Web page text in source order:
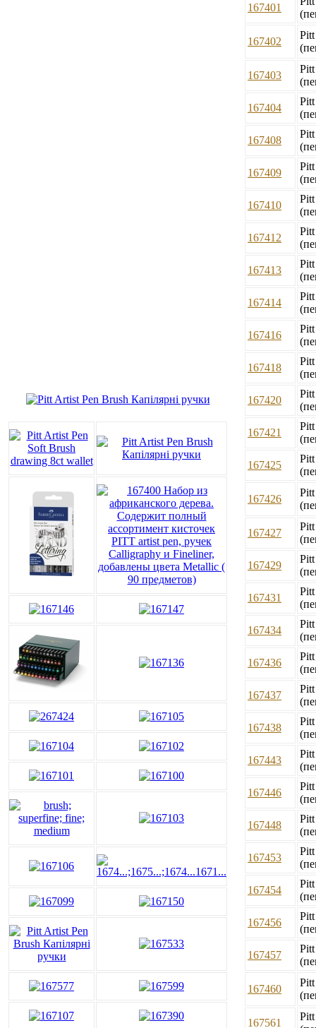
167401
167402
167403
167404
167408
167409
167410
167412
167413
167414
167416
167418
167420
167421
167425
167426
167427
167429
167431
167434
167436
167437
167438
167443
167446
167448
167453
167454
167456
167457
167460
167561